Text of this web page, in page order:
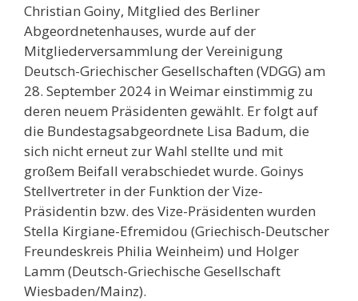
Christian Goiny, Mitglied des Berliner
Abgeordnetenhauses, wurde auf der
Mitgliederversammlung der Vereinigung
Deutsch-Griechischer Gesellschaften (VDGG) am
28. September 2024 in Weimar einstimmig zu
deren neuem Präsidenten gewählt. Er folgt auf
die Bundestagsabgeordnete Lisa Badum, die
sich nicht erneut zur Wahl stellte und mit
großem Beifall verabschiedet wurde. Goinys
Stellvertreter in der Funktion der Vize-
Präsidentin bzw. des Vize-Präsidenten wurden
Stella Kirgiane-Efremidou (Griechisch-Deutscher
Freundeskreis Philia Weinheim) und Holger
Lamm (Deutsch-Griechische Gesellschaft
Wiesbaden/Mainz).